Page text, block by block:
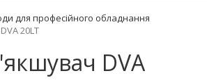
для професійного обладнання
20LT
DVA